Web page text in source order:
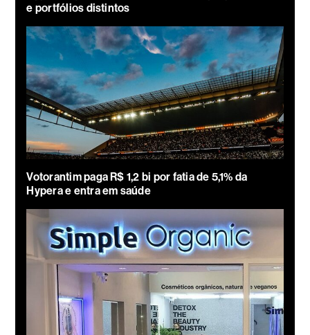
e portfólios distintos
Votorantim paga R$ 1,2 bi por fatia de 5,1% da
Hypera e entra em saúde